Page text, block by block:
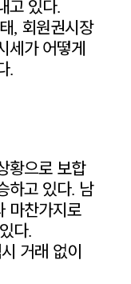
고 있다.
, 회원권시장
세가 어떻게
.
황으로 보합
하고 있다. 남
마찬가지로
다.
거래 없이